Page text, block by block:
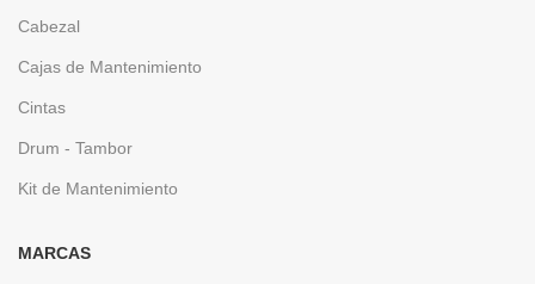
Cabezal
Cajas de Mantenimiento
Cintas
Drum - Tambor
Kit de Mantenimiento
MARCAS